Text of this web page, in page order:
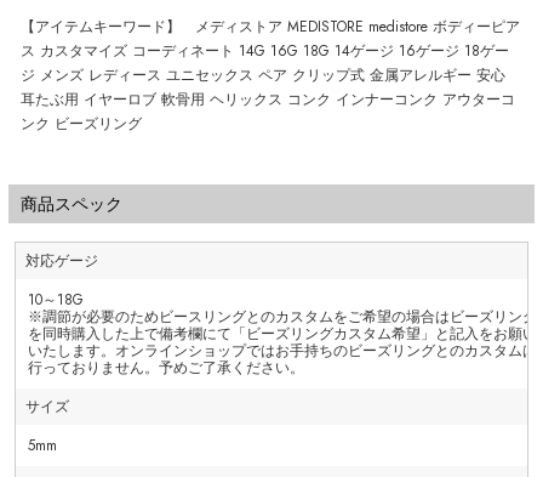
【アイテムキーワード】 メディストア MEDISTORE medistore ボディーピア
ス カスタマイズ コーディネート 14G 16G 18G 14ゲージ 16ゲージ 18ゲー
ジ メンズ レディース ユニセックス ペア クリップ式 金属アレルギー 安心
耳たぶ用 イヤーロブ 軟骨用 ヘリックス コンク インナーコンク アウターコ
ンク ビーズリング
商品スペック
対応ゲージ
10～18G
※調節が必要のためビースリングとのカスタムをご希望の場合はビーズリング
を同時購入した上で備考欄にて「ビーズリングカスタム希望」と記入をお願い
いたします。オンラインショップではお手持ちのビーズリングとのカスタムは
行っておりません。予めご了承ください。
サイズ
5mm